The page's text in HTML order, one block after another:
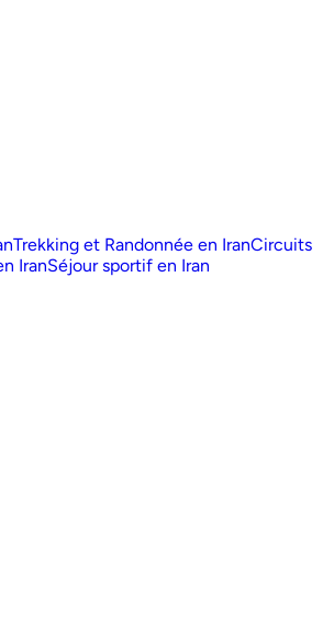
Trekking et Randonnée en IranCircuits
IranSéjour sportif en Iran